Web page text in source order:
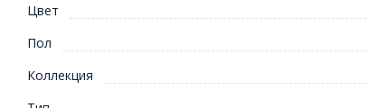
Цвет
Пол
Коллекция